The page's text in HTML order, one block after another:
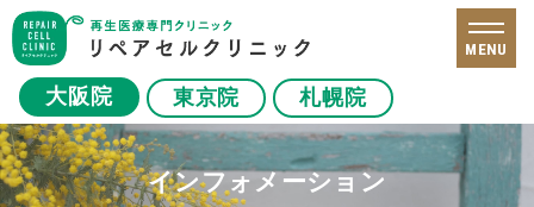
大阪院 東京院 札幌院
MENU
インフォメーション